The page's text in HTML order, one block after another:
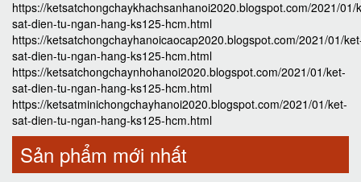
https://ketsatchongchaykhachsanhanoi2020.blogspot.com/2021/01/
sat-dien-tu-ngan-hang-ks125-hcm.html
https://ketsatchongchayhanoicaocap2020.blogspot.com/2021/01/
sat-dien-tu-ngan-hang-ks125-hcm.html
https://ketsatchongchaynhohanoi2020.blogspot.com/2021/01/ket-
sat-dien-tu-ngan-hang-ks125-hcm.html
https://ketsatminichongchayhanoi2020.blogspot.com/2021/01/ket-
sat-dien-tu-ngan-hang-ks125-hcm.html
Sản phẩm mới nhất